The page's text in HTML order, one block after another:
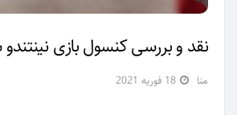
نقد و بررسی کنسول بازی
منا 18 فوریه 2021